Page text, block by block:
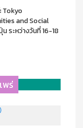
Tokyo
and Social
ระหว่างวันที่ 16-18
พร่